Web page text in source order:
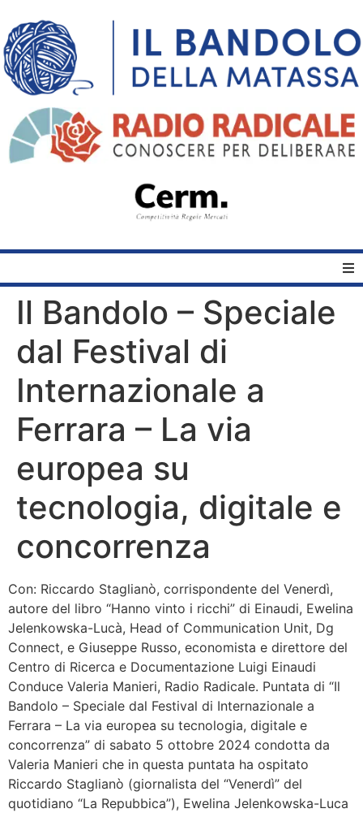
Home
Quelli del Bandolo
Bandolo
Connessioni
Fondazione CERM – Idee
Il Bandolo – Speciale
dal Festival di
Internazionale a
Ferrara – La via
europea su
tecnologia, digitale e
concorrenza
Con: Riccardo Staglianò, corrispondente del Venerdì,
autore del libro “Hanno vinto i ricchi” di Einaudi, Ewelina
Jelenkowska-Lucà, Head of Communication Unit, Dg
Connect, e Giuseppe Russo, economista e direttore del
Centro di Ricerca e Documentazione Luigi Einaudi
Conduce Valeria Manieri, Radio Radicale. Puntata di “Il
Bandolo – Speciale dal Festival di Internazionale a
Ferrara – La via europea su tecnologia, digitale e
concorrenza” di sabato 5 ottobre 2024 condotta da
Valeria Manieri che in questa puntata ha ospitato
Riccardo Staglianò (giornalista del “Venerdì” del
quotidiano “La Repubbica”), Ewelina Jelenkowska-Luca